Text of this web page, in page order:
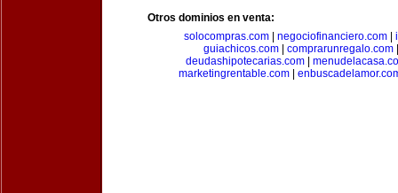
Otros dominios en venta:
solocompras.com| negociofinanciero.com|
guiachicos.com
comprarunregalo.com
deudashipotecarias.com|
marketingrentable.com|